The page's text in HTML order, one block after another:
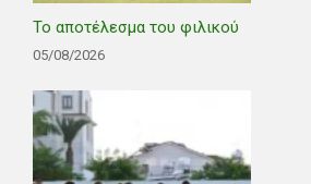
Το αποτέλεσμα του φιλικού
05/08/2026